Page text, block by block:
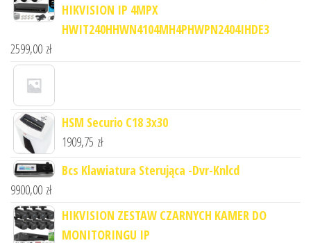
HIKVISION IP 4MPX
HWIT240HHWN4104MH4PHWPN2404IHDE3
2599,00 zł
HSM Securio C18 3x30
1909,75 zł
Bcs Klawiatura Sterująca -Dvr-Knlcd
9900,00 zł
HIKVISION ZESTAW CZARNYCH KAMER DO
MONITORINGU IP